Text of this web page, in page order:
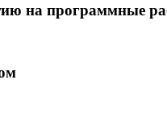
на программные